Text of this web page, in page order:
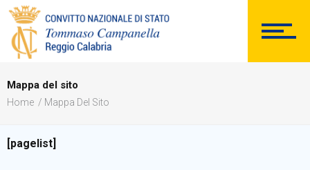
SEGRETERIA
Mappa del sito
Home Mappa Del Sito
[pagelist]